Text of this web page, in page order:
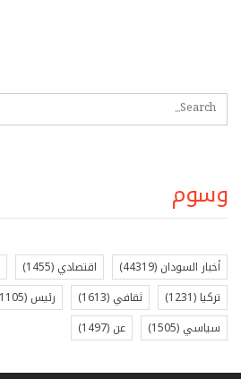
وسوم
أخبار السودان (44319) اقتصادي (1455)
تركيا (1231) ثقافي (1613) رئيس (1105)
سياسي (1505) عن (1497)